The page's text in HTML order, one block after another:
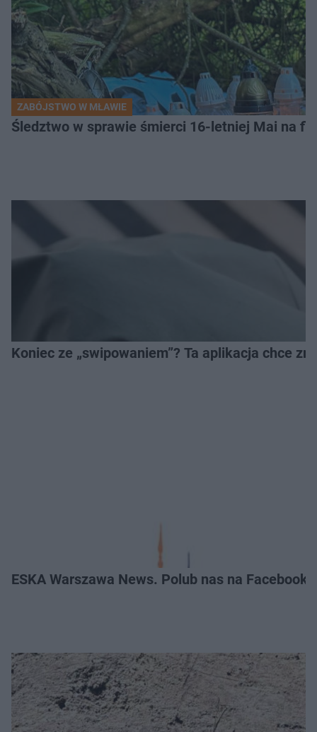
ZABÓJSTWO W MŁAWIE
Śledztwo w sprawie śmierci 16-letniej Mai na
Koniec ze „swipowaniem”? Ta aplikacja chce
ESKA Warszawa News. Polub nas na